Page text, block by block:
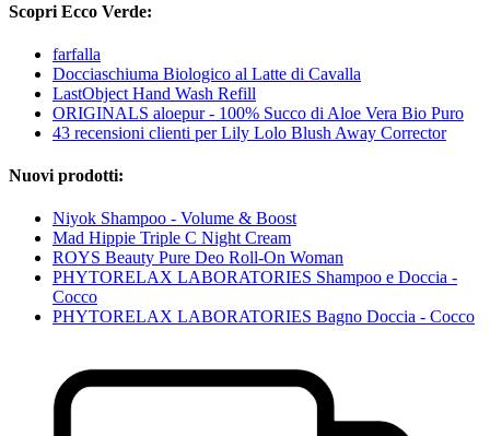
Scopri Ecco Verde:
farfalla
Docciaschiuma Biologico al Latte di Cavalla
LastObject Hand Wash Refill
ORIGINALS aloepur - 100% Succo di Aloe Vera Bio Puro
43 recensioni clienti per Lily Lolo Blush Away Corrector
Nuovi prodotti:
Niyok Shampoo - Volume & Boost
Mad Hippie Triple C Night Cream
ROYS Beauty Pure Deo Roll-On Woman
PHYTORELAX LABORATORIES Shampoo e Doccia -
Cocco
PHYTORELAX LABORATORIES Bagno Doccia - Cocco